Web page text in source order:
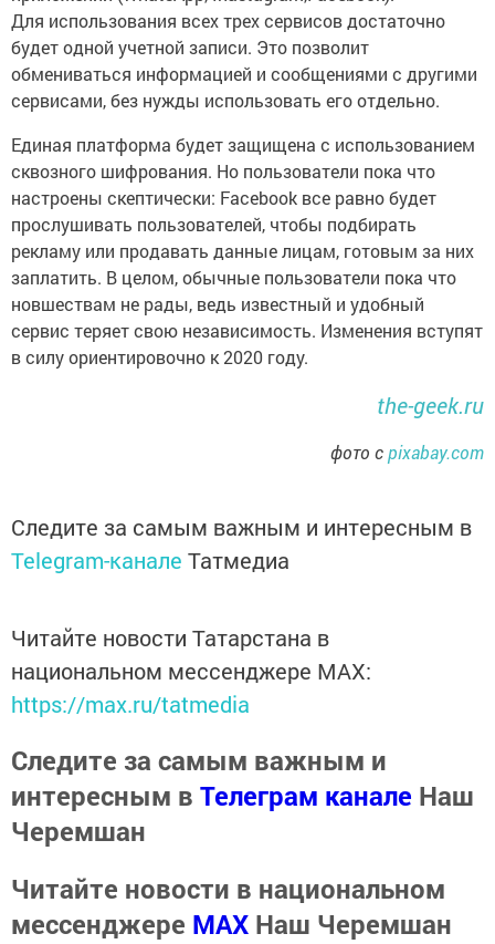
Для использования всех трех сервисов достаточно
будет одной учетной записи. Это позволит
обмениваться информацией и сообщениями с другими
сервисами, без нужды использовать его отдельно.
Единая платформа будет защищена с использованием
сквозного шифрования. Но пользователи пока что
настроены скептически: Facebook все равно будет
прослушивать пользователей, чтобы подбирать
рекламу или продавать данные лицам, готовым за них
заплатить. В целом, обычные пользователи пока что
новшествам не рады, ведь известный и удобный
сервис теряет свою независимость. Изменения вступят
в силу ориентировочно к 2020 году.
the-geek.ru
фото сpixabay.com
Следите за самым важным и интересным в
Telegram-канале Татмедиа
Читайте новости Татарстана в
национальном мессенджере MАХ:
https://max.ru/tatmedia
Следите за самым важным и
интересным в Телеграм канале Наш
Черемшан
Читайте новости в национальном
мессенджере MАХ Наш Черемшан